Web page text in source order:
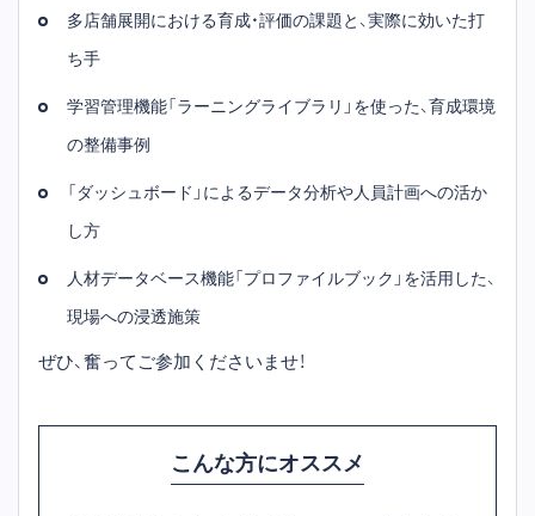
多店舗展開における育成・評価の課題と、実際に効いた打
ち手
学習管理機能「ラーニングライブラリ」を使った、育成環境
の整備事例
「ダッシュボード」によるデータ分析や人員計画への活か
し方
人材データベース機能「プロファイルブック」を活用した、
現場への浸透施策
ぜひ、奮ってご参加くださいませ！
こんな方にオススメ